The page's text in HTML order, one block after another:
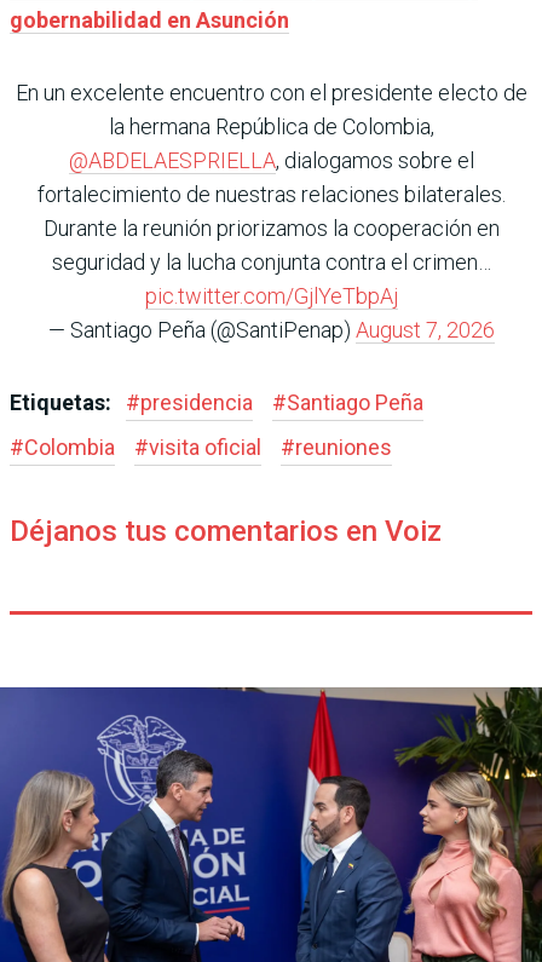
gobernabilidad en Asunción
En un excelente encuentro con el presidente electo de
la hermana República de Colombia,
@ABDELAESPRIELLA, dialogamos sobre el
fortalecimiento de nuestras relaciones bilaterales.
Durante la reunión priorizamos la cooperación en
seguridad y la lucha conjunta contra el crimen…
pic.twitter.com/GjlYeTbpAj
— Santiago Peña (@SantiPenap) August 7, 2026
Etiquetas: #presidencia #Santiago Peña
#Colombia #visita oficial #reuniones
Déjanos tus comentarios en Voiz